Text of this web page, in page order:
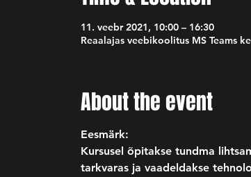
11. veebr 2021, 10:00 – 16:30
Reaalajas veebikoolitus MS Teams
About the event
Eesmärk:
Kursusel õpitakse tundma
tarkvaras ja vaadeldakse